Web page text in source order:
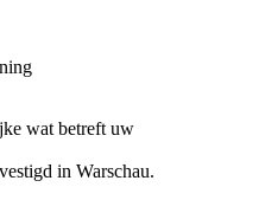
wat betreft uw
in Warschau.